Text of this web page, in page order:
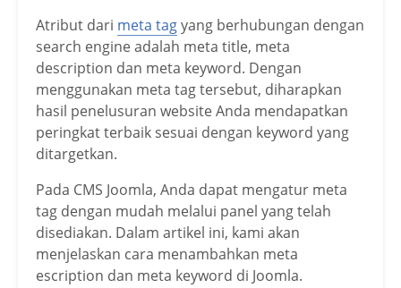
Atribut dari meta tagyang berhubungan dengan
search engine adalah meta title, meta
description dan meta keyword. Dengan
menggunakan meta tag tersebut, diharapkan
hasil penelusuran website Anda mendapatkan
peringkat terbaik sesuai dengan keyword yang
ditargetkan.
Pada CMS Joomla, Anda dapat mengatur meta
tag dengan mudah melalui panel yang telah
disediakan. Dalam artikel ini, kami akan
menjelaskan cara menambahkan meta
escription dan meta keyword di Joomla.